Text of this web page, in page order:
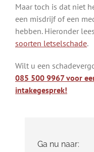
Maar toch is dat niet
een misdrijf of een
hebben. Hieronder
soorten letselschade.
Wilt u een
085 500 9967 voor
intakegesprek!
Ga nu naar: